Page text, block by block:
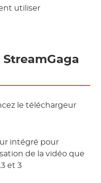
utiliser
le téléchargeur
intégré pour
de la vidéo que
et 3